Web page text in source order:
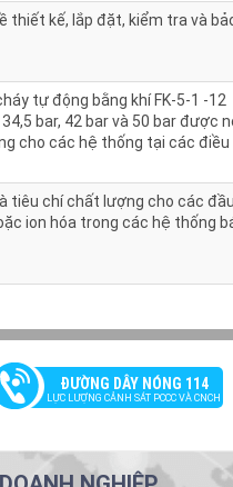
thiết kế, lắp đặt, kiểm tra và
tự động bằng khí FK-5-1 -12
bar, 42 bar và 50 bar được
cho các hệ thống tại các điều
tiêu chí chất lượng cho các đầu
ion hóa trong các hệ thống
ĐƯỜNG DÂY NÓNG 114
LỰC LƯỢNG CẢNH SÁT PCCC VÀ CNCH